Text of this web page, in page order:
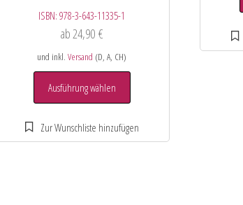
ISBN:978-3-643-11335-1
ab 24,90€
und inkl.Versand (D, A, CH)
Ausführung wählen